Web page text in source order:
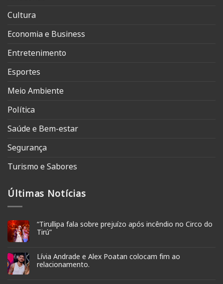
Cultura
Economia e Business
Entretenimento
Esportes
Meio Ambiente
Política
Saúde e Bem-estar
Segurança
Turismo e Sabores
Últimas Notícias
“Tirullipa fala sobre prejuízo após incêndio no Circo do
Tirú”
Lívia Andrade e Alex Poatan colocam fim ao
relacionamento.